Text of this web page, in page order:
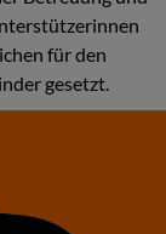
für den
gesetzt.